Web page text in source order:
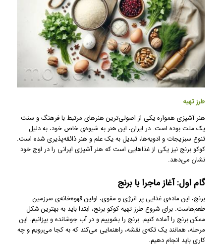
طرز تهیه
هنر آشپزی همواره یکی از اصولی‌ترین هنرهای مرتبط با فرهنگ و سنت
یک ملت بوده است. در ایران، این هنر به شیوه‌ی خاص خود، به دلیل
تنوع سبزیجات و ادویه‌ها، تبدیل به یک علم و هنر ذائقه‌پذیری شده است.
کوکو برنج نیز یکی از غذاهایی است که هنر آشپزی ایرانی را در اوج خود
نشان می‌دهد.
گام اول: آغاز ماجرا با برنج
برنج، این ماده‌ی غذایی پر انرژی و مقوی، اولین قهوه‌خانه‌ی سرزمین
طعم‌هاست. برای شروع طرز تهیه کوکو برنج، ابتدا باید به بهترین شکل
ممکن برنج را آماده کنیم. برنج را بشوییم و در آب جوشانده و بپزانیم. این
مرحله، همانند یک تکه‌ی نقشه، راهنمایی می‌کند که به کجا می‌رویم و چه
کاری باید انجام دهیم.